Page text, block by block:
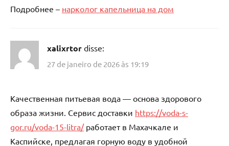
Подробнее – нарколог капельница на дом
xalixrtor disse:
27 de janeiro de 2026 às 19:19
Качественная питьевая вода — основа здорового
образа жизни. Сервис доставки https://voda-s-
gor.ru/voda-15-litra/работает в Махачкале и
Каспийске, предлагая горную воду в удобной